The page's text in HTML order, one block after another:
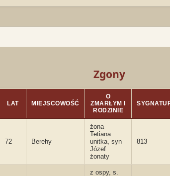
Zgony
LAT MIEJSCOWOŚĆ
O
ZMARŁYM I
RODZINIE
72 Berehy
żona
Tetiana
unitka, syn
Józef
żonaty
813
z ospy, s.